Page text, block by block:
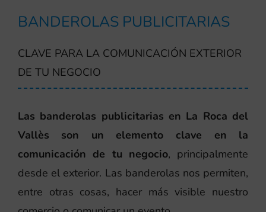
BANDEROLAS PUBLICITARIAS
CLAVE PARA LA COMUNICACIÓN EXTERIOR
DE TU NEGOCIO
Las banderolas publicitarias en La Roca del
Vallès son un elemento clave en la
comunicación de tu negocio, principalmente
desde el exterior. Las banderolas nos permiten,
entre otras cosas, hacer más visible nuestro